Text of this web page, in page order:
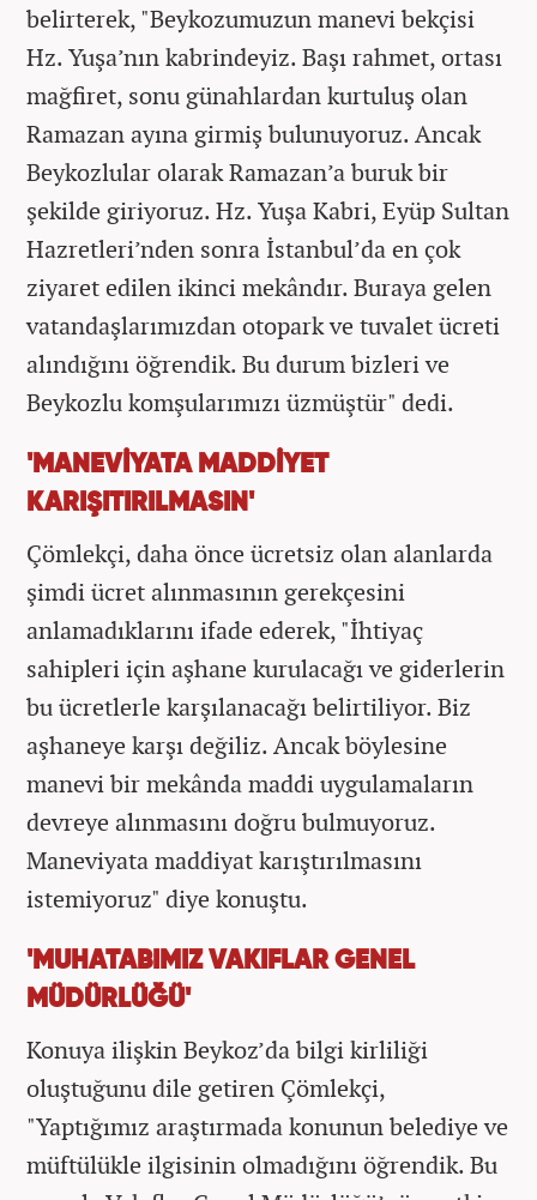
belirterek, "Beykozumuzun manevi bekçisi
Hz. Yuşa’nın kabrindeyiz. Başı rahmet, ortası
mağfiret, sonu günahlardan kurtuluş olan
Ramazan ayına girmiş bulunuyoruz. Ancak
Beykozlular olarak Ramazan’a buruk bir
şekilde giriyoruz. Hz. Yuşa Kabri, Eyüp Sultan
Hazretleri’nden sonra İstanbul’da en çok
ziyaret edilen ikinci mekândır. Buraya gelen
vatandaşlarımızdan otopark ve tuvalet ücreti
alındığını öğrendik. Bu durum bizleri ve
Beykozlu komşularımızı üzmüştür" dedi.
'MANEVİYATA MADDİYET
KARIŞITIRILMASIN'
Çömlekçi, daha önce ücretsiz olan alanlarda
şimdi ücret alınmasının gerekçesini
anlamadıklarını ifade ederek, "İhtiyaç
sahipleri için aşhane kurulacağı ve giderlerin
bu ücretlerle karşılanacağı belirtiliyor. Biz
aşhaneye karşı değiliz. Ancak böylesine
manevi bir mekânda maddi uygulamaların
devreye alınmasını doğru bulmuyoruz.
Maneviyata maddiyat karıştırılmasını
istemiyoruz" diye konuştu.
'MUHATABIMIZ VAKIFLAR GENEL
MÜDÜRLÜĞÜ'
Konuya ilişkin Beykoz’da bilgi kirliliği
oluştuğunu dile getiren Çömlekçi,
"Yaptığımız araştırmada konunun belediye ve
müftülükle ilgisinin olmadığını öğrendik. Bu